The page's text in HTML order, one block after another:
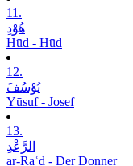
11.
ھُوْدِ
Hūd - Hūd
12.
یُوْسُفَ
Yūsuf - Josef
13.
الرَّعْدِ
ar-Raʿd - Der Donner